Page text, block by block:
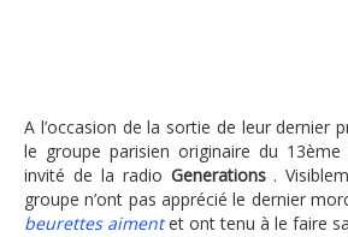
A l’occasion de la sortie de leur dernier
le groupe parisien originaire du
invité de la radio Generations.
groupe n’ont pas apprécié le dernier
beurettes aiment et ont tenu à le faire